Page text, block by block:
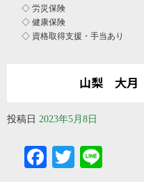
◇ 労災保険
◇ 健康保険
◇ 資格取得支援・手当あり
山梨 大
投稿日 2023年5月8日
Facebook
Twitter